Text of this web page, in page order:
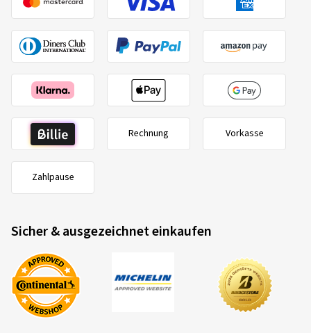
Rechnung Vorkasse
Zahlpause
Sicher & ausgezeichnet einkaufen